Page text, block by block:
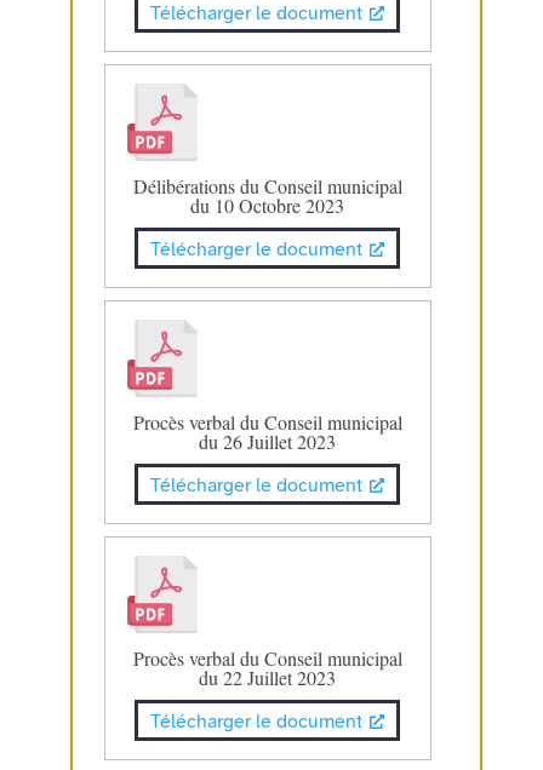
Télécharger le document
Délibérations du Conseil municipal
du 10 Octobre 2023
Télécharger le document
Procès verbal du Conseil municipal
du 26 Juillet 2023
Télécharger le document
Procès verbal du Conseil municipal
du 22 Juillet 2023
Télécharger le document